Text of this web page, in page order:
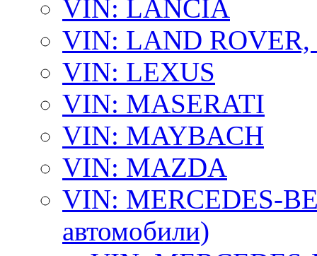
VIN: LANCIA
VIN: LAND ROVER,
VIN: LEXUS
VIN: MASERATI
VIN: MAYBACH
VIN: MAZDA
VIN: MERCEDES-
автомобили)